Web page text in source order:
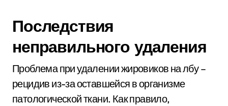
Последствия
неправильного удаления
Проблема при удалении жировиков на лбу –
рецидив из-за оставшейся в организме
патологической ткани. Как правило,